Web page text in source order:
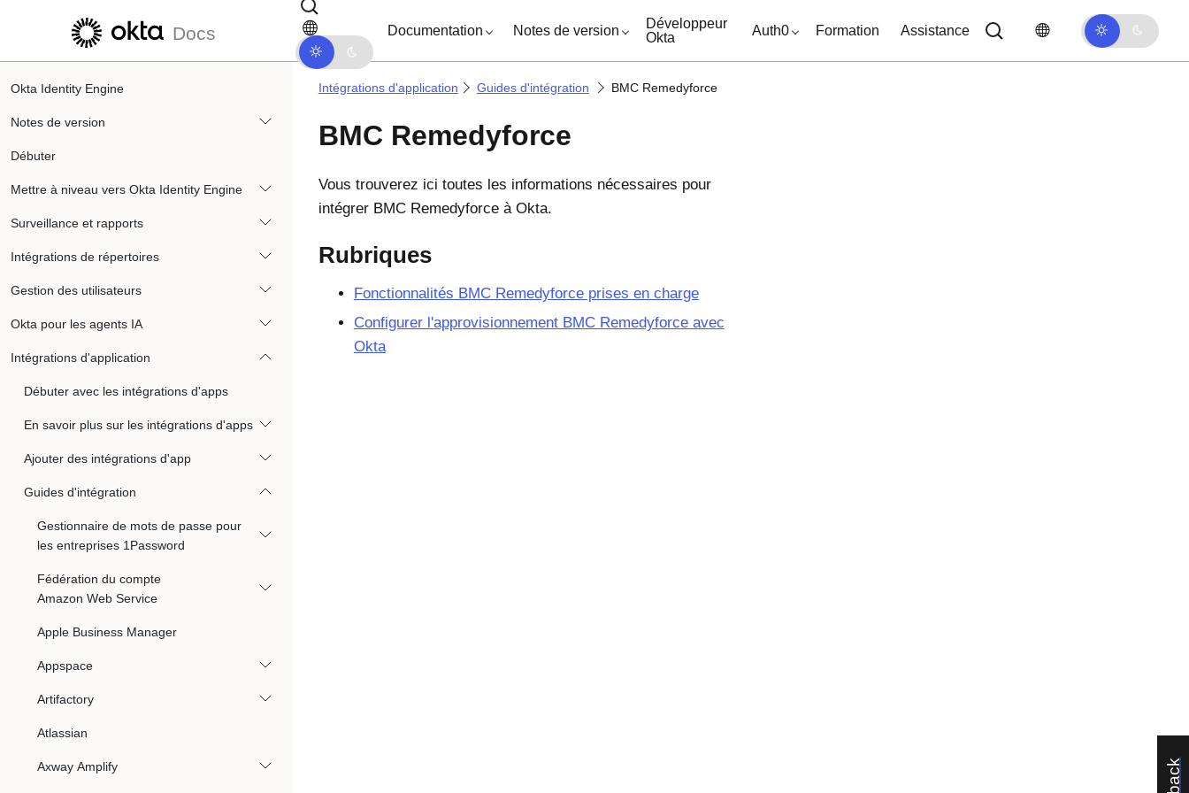
Passer au contenu principal Passer à la navigation dans les documents
Docs Documentation Notes de version
Développeur
Okta
Auth0 Formation Assistance
Okta Identity Engine
Notes de version
Débuter
Mettre à niveau vers Okta Identity Engine
Surveillance et rapports
Intégrations de répertoires
Gestion des utilisateurs
Okta pour les agents IA
Intégrations d'application
Débuter avec les intégrations d'apps
En savoir plus sur les intégrations d'apps
Ajouter des intégrations d'app
Guides d'intégration
Gestionnaire de mots de passe pour
les entreprises 1Password
Fédération du compte
Amazon Web Service
Apple Business Manager
Appspace
Artifactory
Atlassian
Axway Amplify
Intégrations d'application Guides d'intégration BMC Remedyforce
BMC Remedyforce
Vous trouverez ici toutes les informations nécessaires pour
intégrer BMC Remedyforce à Okta.
Rubriques
Fonctionnalités BMC Remedyforce prises en charge
Configurer l'approvisionnement BMC Remedyforce avec
Okta